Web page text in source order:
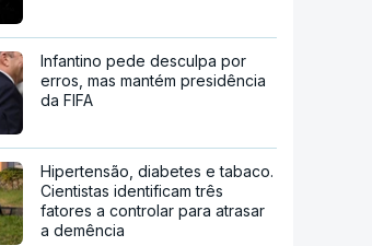
Infantino pede desculpa por
erros, mas mantém presidência
da FIFA
Hipertensão, diabetes e tabaco.
Cientistas identificam três
fatores a controlar para atrasar
a demência